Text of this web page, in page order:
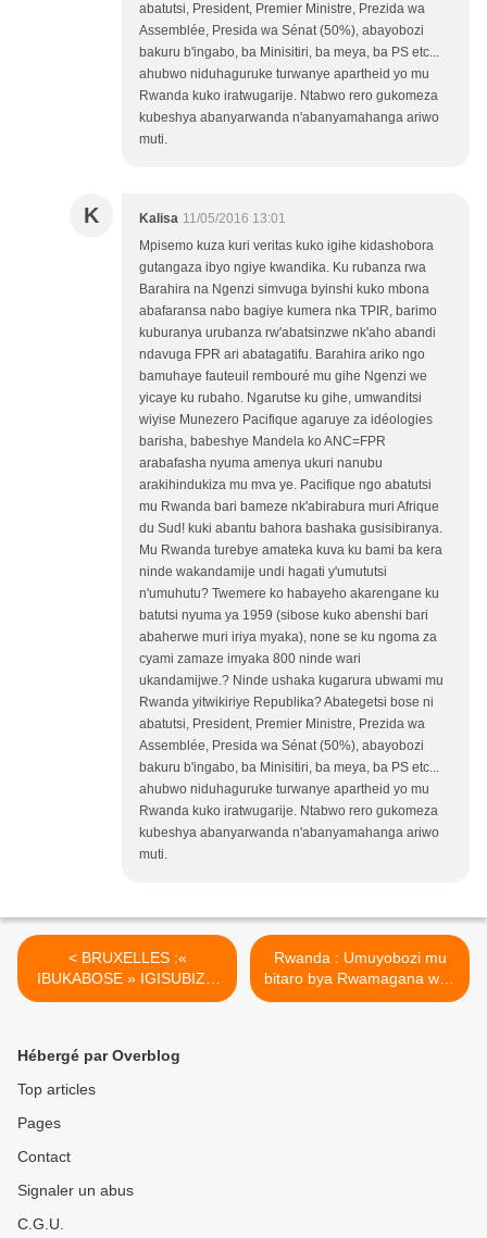
abatutsi, President, Premier Ministre, Prezida wa
Assemblée, Presida wa Sénat (50%), abayobozi
bakuru b'ingabo, ba Minisitiri, ba meya, ba PS etc...
ahubwo niduhaguruke turwanye apartheid yo mu
Rwanda kuko iratwugarije. Ntabwo rero gukomeza
kubeshya abanyarwanda n'abanyamahanga ariwo
muti.
K Kalisa 11/05/2016 13:01
Mpisemo kuza kuri veritas kuko igihe kidashobora
gutangaza ibyo ngiye kwandika. Ku rubanza rwa
Barahira na Ngenzi simvuga byinshi kuko mbona
abafaransa nabo bagiye kumera nka TPIR, barimo
kuburanya urubanza rw'abatsinzwe nk'aho abandi
ndavuga FPR ari abatagatifu. Barahira ariko ngo
bamuhaye fauteuil rembouré mu gihe Ngenzi we
yicaye ku rubaho. Ngarutse ku gihe, umwanditsi
wiyise Munezero Pacifique agaruye za idéologies
barisha, babeshye Mandela ko ANC=FPR
arabafasha nyuma amenya ukuri nanubu
arakihindukiza mu mva ye. Pacifique ngo abatutsi
mu Rwanda bari bameze nk'abirabura muri Afrique
du Sud! kuki abantu bahora bashaka gusisibiranya.
Mu Rwanda turebye amateka kuva ku bami ba kera
ninde wakandamije undi hagati y'umututsi
n'umuhutu? Twemere ko habayeho akarengane ku
batutsi nyuma ya 1959 (sibose kuko abenshi bari
abaherwe muri iriya myaka), none se ku ngoma za
cyami zamaze imyaka 800 ninde wari
ukandamijwe.? Ninde ushaka kugarura ubwami mu
Rwanda yitwikiriye Republika? Abategetsi bose ni
abatutsi, President, Premier Ministre, Prezida wa
Assemblée, Presida wa Sénat (50%), abayobozi
bakuru b'ingabo, ba Minisitiri, ba meya, ba PS etc...
ahubwo niduhaguruke turwanye apartheid yo mu
Rwanda kuko iratwugarije. Ntabwo rero gukomeza
kubeshya abanyarwanda n'abanyamahanga ariwo
muti.
< BRUXELLES :«
IBUKABOSE » IGISUBIZO
CY’UBUMWE
KIGALI N’ABAMBALI BAYO.
Rwanda : Umuyobozi mu
bitaro bya Rwamagana wari
waburiwe irengero yongeye
Hébergé par Overblog
Top articles
Pages
Contact
Signaler un abus
C.G.U.